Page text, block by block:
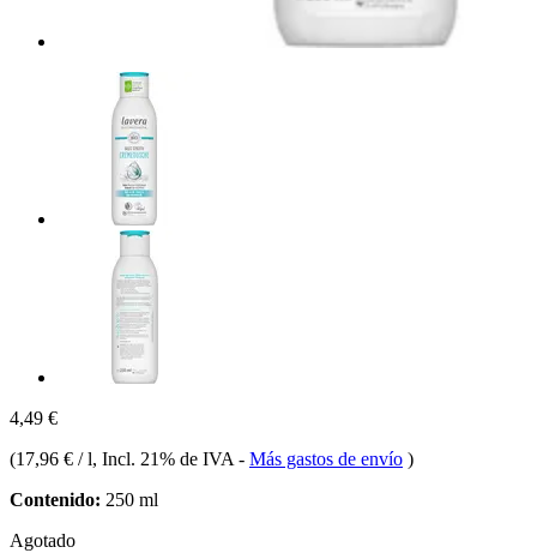
4,49 €
(17,96 € / l, Incl. 21% de IVA - Más gastos de envío )
Contenido: 250 ml
Agotado